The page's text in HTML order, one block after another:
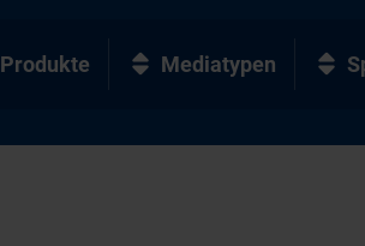
Produkte Mediatypen